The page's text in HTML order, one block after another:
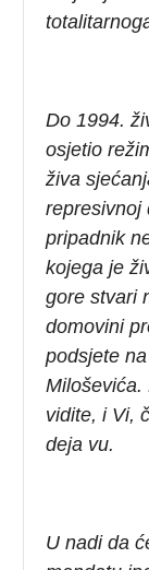
Do 1994.
osjetio
živa
represivnoj
pripadnik
kojega je
gore stvari
domovini
podsjete
Miloševića.
vidite, i Vi,
deja vu.
U nadi da